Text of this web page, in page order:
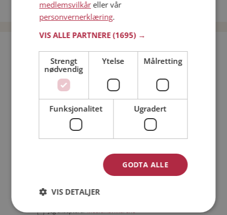
Date menn i Norge
Bli medlem gratis!
Jeg er en: Mann Kvinne
Min alder:
Jeg akseptererMedlemsvilkårene
medlemsvilkåreller vår
personvernerklæring.
VIS ALLE PARTNERE(1695) →
Strengt
nødvendig
Ytelse Målretting
Funksjonalitet Ugradert
GODTA ALLE
VIS DETALJER